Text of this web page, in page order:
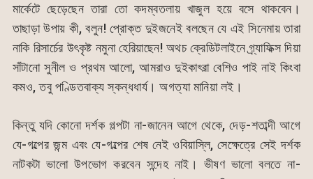
মার্কেটে ছেড়েছেন তারা তো কদম্বতলায় খাজুল হয়ে বসে থাকবেন।
তাছাড়া উপায় কী, বলুন! প্রোক্ত দুইজনেই বলছেন যে এই সিনেমায় তারা
নাকি রিসার্চের উৎকৃষ্ট নমুনা হেরিয়াছেন! অথচ ক্রেডিটলাইনে গ্র্যাফিক্স দিয়া
সাঁটানো সুনীল ও প্রথম আলো, আমরাও দুইকাৎরা বেশিও পাই নাই কিংবা
কমও, তবু পণ্ডিতবাক্য স্কন্ধধার্য। অগত্যা মানিয়া লই।
কিন্তু যদি কোনো দর্শক গল্পটা না-জানেন আগে থেকে, দেড়-শতাব্দী আগে
যে-গল্পের জন্ম এবং যে-গল্পের শেষ নেই ওবিয়াস্লি, সেক্ষেত্রে সেই দর্শক
নাটকটা ভালো উপভোগ করবেন সন্দেহ নাই। ভীষণ ভালো বলতে না-